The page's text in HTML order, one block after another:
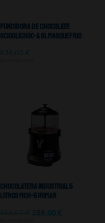
Fundidora De Chocolate
SCIOGLICHOC-A 6L Masquefrio
638,00 €
Chocolatera Industrial 5
Litros MCH-5 Irimar
358,00 €